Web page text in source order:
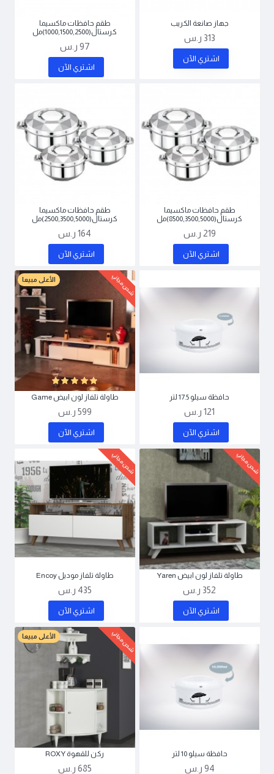
جهاز صانعة الكريب
313 ر.س
اشتري اﻵن
طقم حافظات ماكسيما
كرستال(1000,1500,2500)مل
97 ر.س
اشتري اﻵن
طقم حافظات ماكسيما
كرستال(8500,3500,5000)مل
219 ر.س
اشتري اﻵن
طقم حافظات ماكسيما
كرستال(2500,3500,5000)مل
164 ر.س
اشتري اﻵن
حافظة سيلو 17.5 لتر
121 ر.س
اشتري اﻵن
الأعلى مبيعا شحن مجاني
طاولة تلفاز لون ابيض Game
599 ر.س
اشتري اﻵن
شحن مجاني
طاولة تلفاز لون ابيض Yaren
352 ر.س
اشتري اﻵن
شحن مجاني
طاولة تلفاز موديل Encoy
435 ر.س
اشتري اﻵن
حافظة سيلو 10 لتر
94 ر.س
الأعلى مبيعا شحن مجاني
ركن للقهوة ROXY
685 ر.س